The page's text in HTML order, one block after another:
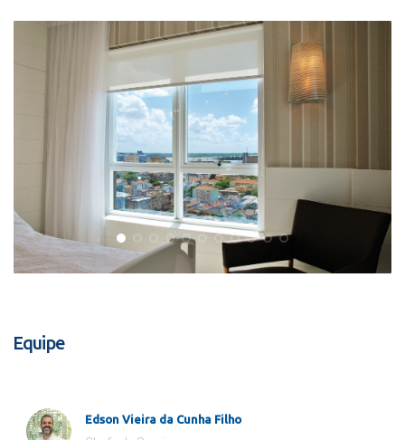
Equipe
Edson Vieira da Cunha Filho